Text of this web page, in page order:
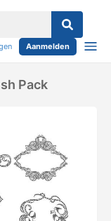
Aanmelden
Pack